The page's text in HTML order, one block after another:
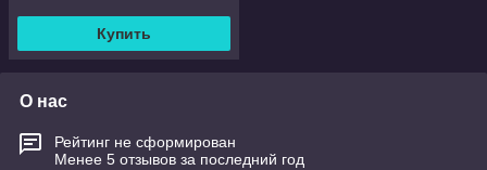
Купить
О нас
Рейтинг не сформирован
Менее 5 отзывов за последний год